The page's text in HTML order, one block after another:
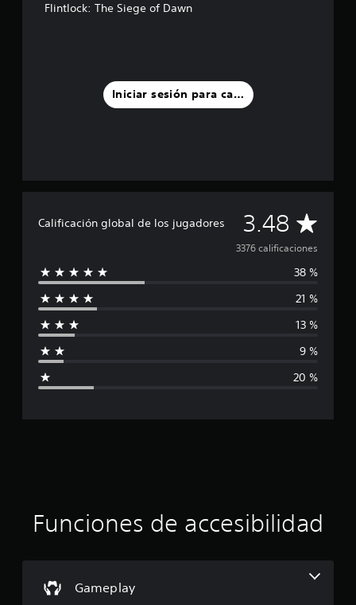
Flintlock: The Siege of Dawn
Iniciar sesión para calificar
Calificación global de los jugadores 3.48 C
a
l
i
a
ó
3376 calificaciones
38 %
21 %
13 %
9 %
20 %
Funciones de accesibilidad
Gameplay